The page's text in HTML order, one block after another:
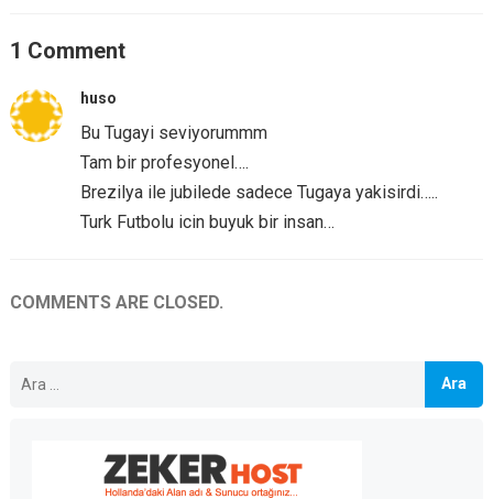
1 Comment
huso
Bu Tugayi seviyorummm
Tam bir profesyonel….
Brezilya ile jubilede sadece Tugaya yakisirdi…..
Turk Futbolu icin buyuk bir insan…
COMMENTS ARE CLOSED.